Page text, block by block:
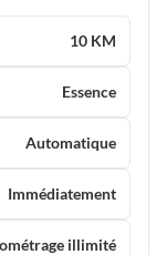
10 KM
Essence
Automatique
Immédiatement
illimité